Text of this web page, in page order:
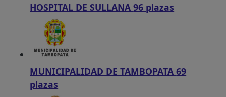
HOSPITAL DE SULLANA96 plazas
MUNICIPALIDAD DE TAMBOPATA69
plazas